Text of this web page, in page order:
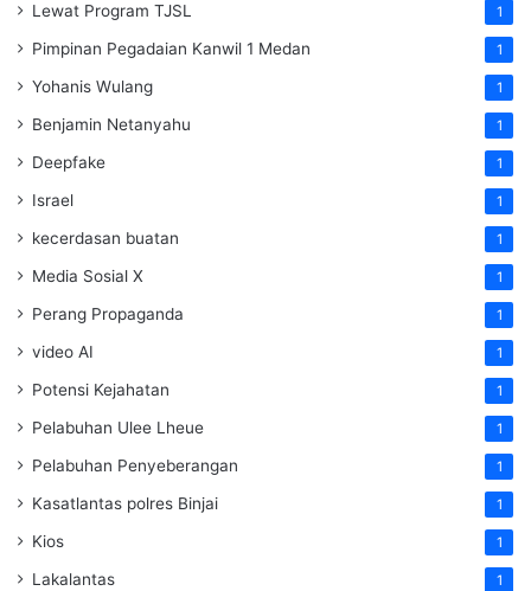
Lewat Program TJSL 1
Pimpinan Pegadaian Kanwil 1 Medan 1
Yohanis Wulang 1
Benjamin Netanyahu 1
Deepfake 1
Israel 1
kecerdasan buatan 1
Media Sosial X 1
Perang Propaganda 1
video AI 1
Potensi Kejahatan 1
Pelabuhan Ulee Lheue 1
Pelabuhan Penyeberangan 1
Kasatlantas polres Binjai 1
Kios 1
Lakalantas 1